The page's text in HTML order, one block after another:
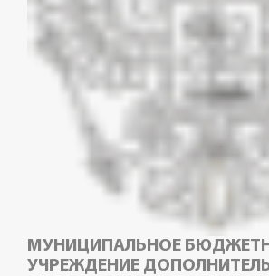
МУНИЦИПАЛЬНОЕ
УЧРЕЖДЕНИЕ